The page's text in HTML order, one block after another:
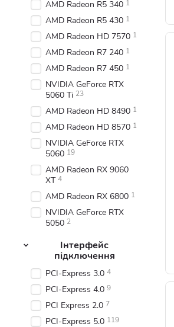
AMD Radeon R5 340 1
AMD Radeon R5 430 1
AMD Radeon HD 7570 1
AMD Radeon R7 240 1
AMD Radeon R7 450 1
NVIDIA GeForce RTX
5060 Ti 23
AMD Radeon HD 8490 1
AMD Radeon HD 8570 1
NVIDIA GeForce RTX
5060 19
AMD Radeon RX 9060
XT 4
AMD Radeon RX 6800 1
NVIDIA GeForce RTX
5050 2
Інтерфейс
підключення
PCI-Express 3.0 4
PCI-Express 4.0 9
PCI Express 2.0 7
PCI-Express 5.0 119